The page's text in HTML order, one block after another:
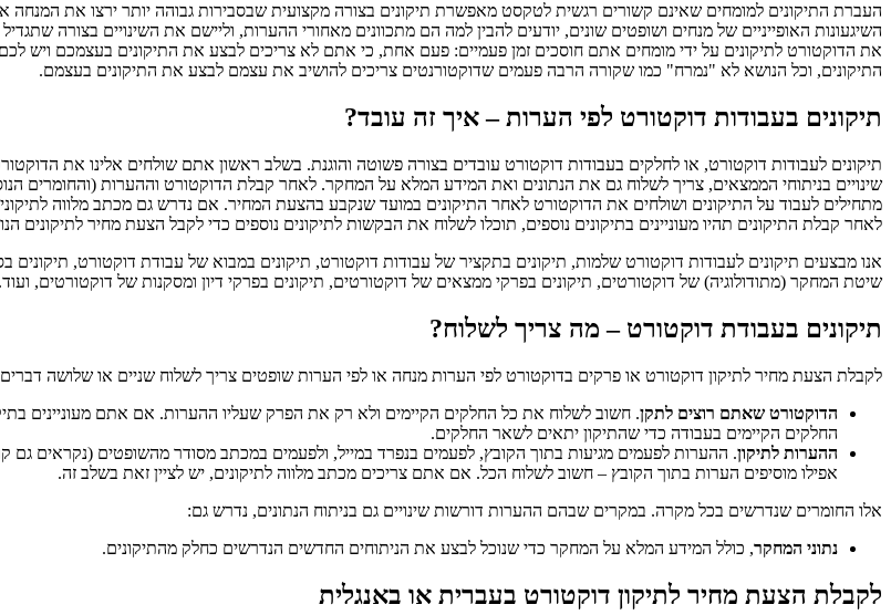
העברת התיקונים למומחים שאינם קשורים רגשית לטקסט מאפשרת תיקונים בצורה מקצועית שבסבירות גבוהה יותר ירצו את המנחה
השיגעונות האופייניים של מנחים ושופטים שונים, יודעים להבין למה הם מתכוונים מאחורי ההערות, וליישם את השינויים בצורה
את הדוקטורט לתיקונים על ידי מומחים אתם חוסכים זמן פעמיים: פעם אחת, כי אתם לא צריכים לבצע את התיקונים בעצמכם ויש
התיקונים, וכל הנושא לא "נמרח" כמו שקורה הרבה פעמים שדוקטורנטים צריכים להושיב את עצמם לבצע את התיקונים בעצמם.
תיקונים בעבודות דוקטורט לפי הערות – איך זה עובד?
תיקונים לעבודות דוקטורט, או לחלקים בעבודות דוקטורט עובדים בצורה פשוטה והוגנת. בשלב ראשון אתם שולחים אלינו את
שינויים בניתוחי הממצאים, צריך לשלוח גם את הנתונים ואת המידע המלא על המחקר. לאחר קבלת הדוקטורט וההערות (והחומרים
מתחילים לעבוד על התיקונים ושולחים את הדוקטורט לאחר התיקונים במועד שנקבע בהצעת המחיר. אם נדרש גם מכתב מלווה
לאחר קבלת התיקונים תהיו מעוניינים בתיקונים נוספים, תוכלו לשלוח את הבקשות לתיקונים נוספים כדי לקבל הצעת מחיר לתיקונים
אנו מבצעים תיקונים לעבודות דוקטורט שלמות, תיקונים בתקציר של עבודות דוקטורט, תיקונים במבוא של עבודת דוקטורט,
שיטת המחקר (מתודולוגיה) של דוקטורטים, תיקונים בפרקי ממצאים של דוקטורטים, תיקונים בפרקי דיון ומסקנות של דוקטורטים, ועוד.
תיקונים בעבודת דוקטורט – מה צריך לשלוח?
לקבלת הצעת מחיר לתיקון דוקטורט או פרקים בדוקטורט לפי הערות מנחה או לפי הערות שופטים צריך לשלוח שניים או שלושה
הדוקטורט שאתם רוצים לתקן. חשוב לשלוח את כל החלקים הקיימים ולא רק את הפרק שעליו ההערות. אם אתם מעוניינים
החלקים הקיימים בעבודה כדי שהתיקון יתאים לשאר החלקים.
ההערות לתיקון. ההערות לפעמים מגיעות בתוך הקובץ, לפעמים בנפרד במייל, ולפעמים במכתב מסודר מהשופטים (נקראים גם
אפילו מוסיפים הערות בתוך הקובץ – חשוב לשלוח הכל. אם אתם צריכים מכתב מלווה לתיקונים, יש לציין זאת בשלב זה.
אלו החומרים שנדרשים בכל מקרה. במקרים שבהם ההערות דורשות שינויים גם בניתוח הנתונים, נדרש גם:
נתוני המחקר, כולל המידע המלא על המחקר כדי שנוכל לבצע את הניתוחים החדשים הנדרשים כחלק מהתיקונים.
לקבלת הצעת מחיר לתיקון דוקטורט בעברית או באנגלית